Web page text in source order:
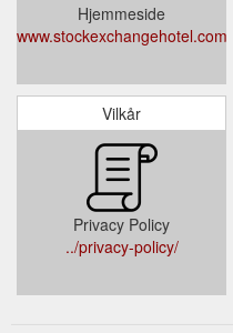
Hjemmeside
Vilkår
Privacy Policy
../privacy-policy/